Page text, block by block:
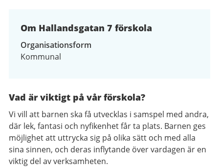
Om Hallandsgatan 7 förskola
Organisationsform
Kommunal
Vad är viktigt på vår förskola?
Vi vill att barnen ska få utvecklas i samspel med andra,
där lek, fantasi och nyfikenhet får ta plats. Barnen ges
möjlighet att uttrycka sig på olika sätt och med alla
sina sinnen, och deras inflytande över vardagen är en
viktig del av verksamheten.